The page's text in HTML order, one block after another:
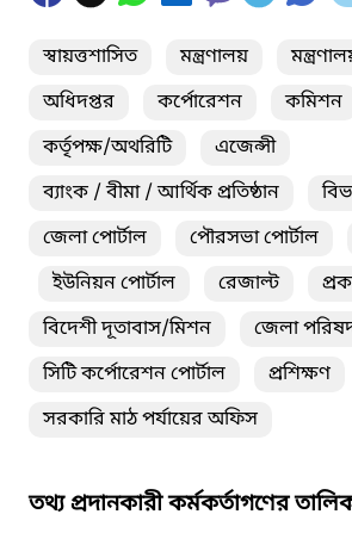
স্বায়ত্তশাসিত মন্ত্রণালয়
অধিদপ্তর
কর্পোরেশন কমিশন
কর্তৃপক্ষ/অথরিটি
এজেন্সী
ব্যাংক / বীমা / আর্থিক প্রতিষ্ঠান
জেলা পোর্টাল
পৌরসভা পোর্টাল
ইউনিয়ন পোর্টাল
রেজাল্ট
বিদেশী দূতাবাস/মিশন
জেলা
সিটি কর্পোরেশন পোর্টাল
প্রশিক্ষণ
সরকারি মাঠ পর্যায়ের অফিস
তথ্য প্রদানকারী কর্মকর্তাগণের